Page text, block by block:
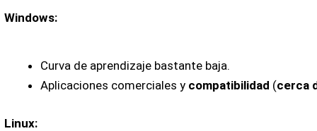
Windows:
Curva de aprendizaje bastante baja.
Aplicaciones comerciales y compatibilidad (cerca
Linux: